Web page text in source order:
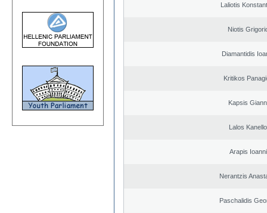
Laliotis
Niotis
Diamantidis
Kritikos
Kapsis
Lalos
Arapis
Nerantzis
Paschalidis